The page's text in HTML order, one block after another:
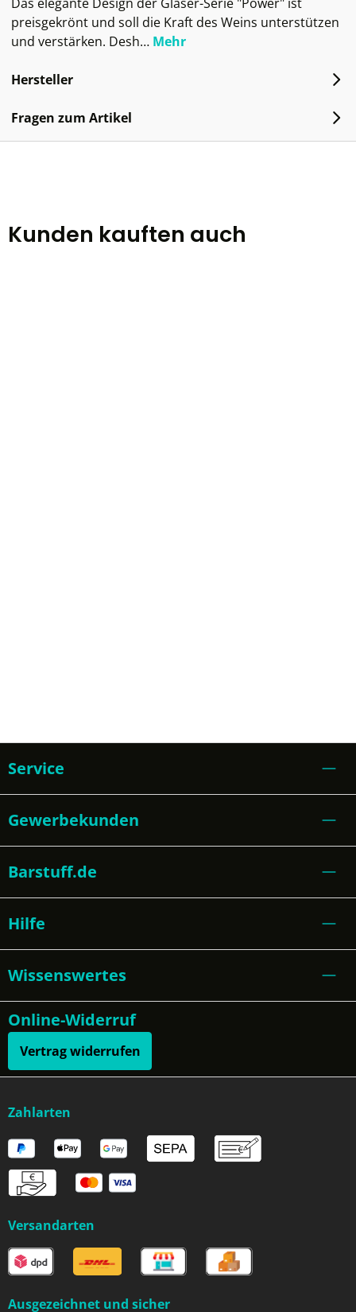
preisgekrönt und soll die Kraft des Weins unterstützen
und verstärken. Desh… Mehr
Hersteller
Fragen zum Artikel
Kunden kauften auch
Service
Gewerbekunden
Barstuff.de
Hilfe
Wissenswertes
Online-Widerruf
Vertrag widerrufen
Zahlarten
Versandarten
Ausgezeichnet und sicher